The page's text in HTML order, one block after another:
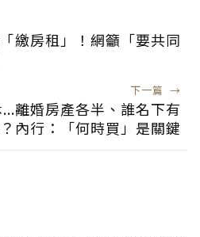
繳房租」！網籲「要共同
下一篇 →
離婚房產各半、誰名下有
內行：「何時買」是關鍵